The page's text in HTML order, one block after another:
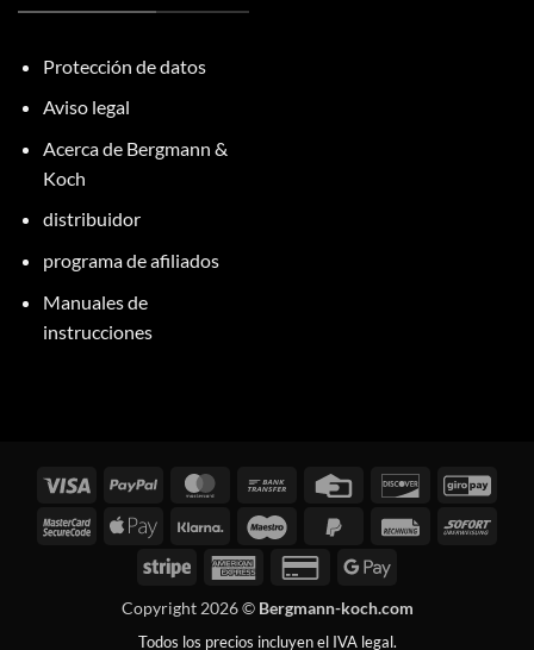
Protección de datos
Aviso legal
Acerca de Bergmann &
Koch
distribuidor
programa de afiliados
Manuales de
instrucciones
Visados PayPal MasterCardTransferencia
Tarjeta
crédito
Descubrir
MasterCardApple
Klarna Maestro
PayPal
Factura
Rayas
American
Tarjeta
crédito
Google
Copyright 2026 © Bergmann-koch.com
Todos los precios incluyen el IVA legal.